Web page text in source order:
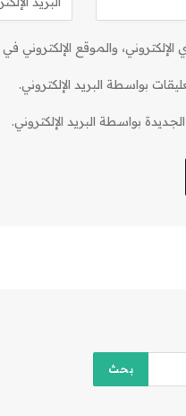
والموقع الإلكتروني
بواسطة البريد الإلكتروني.
بواسطة البريد الإلكتروني.